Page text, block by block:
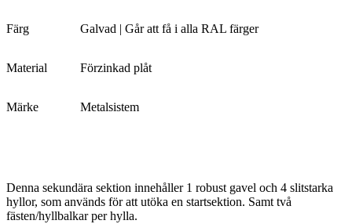
Färg Galvad | Går att få i alla RAL färger
Material Förzinkad plåt
Märke Metalsistem
Denna sekundära sektion innehåller 1 robust gavel och 4 slitstarka
hyllor, som används för att utöka en startsektion. Samt två
fästen/hyllbalkar per hylla.